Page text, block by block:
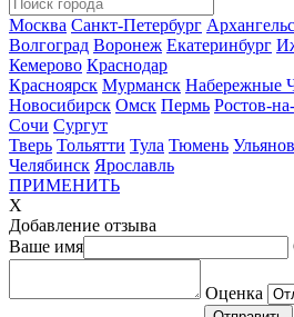
Москва Санкт-Петербург
Волгоград Воронеж Екатеринбург
Кемерово Краснодар
Красноярск Мурманск Набережные
Новосибирск Омск Пермь Ростов-
Сочи Сургут
Тверь Тольятти Тула Тюмень
Челябинск Ярославль
ПРИМЕНИТЬ
Х
Добавление отзыва
Ваше имя
Оценка